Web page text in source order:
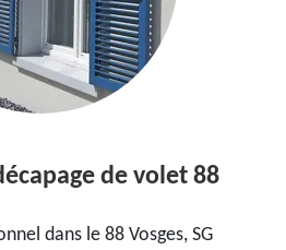
de volet 88
dans le 88 Vosges, SG